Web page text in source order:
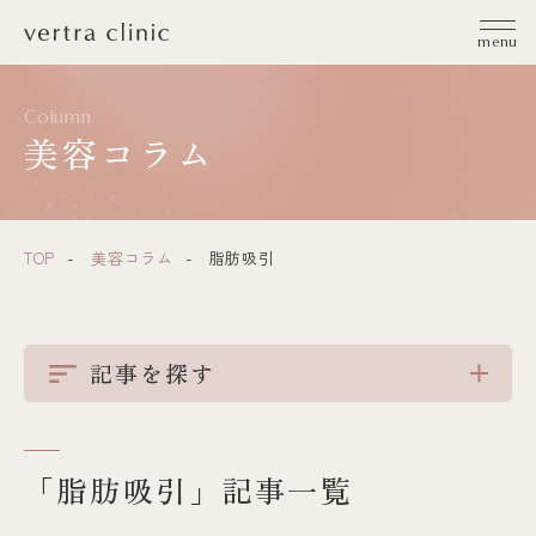
vertra clinic（ヴェルトラクリニック）
menu
Column
美容コラム
TOP 美容コラム 脂肪吸引
記事を探す
「脂肪吸引」記事一覧